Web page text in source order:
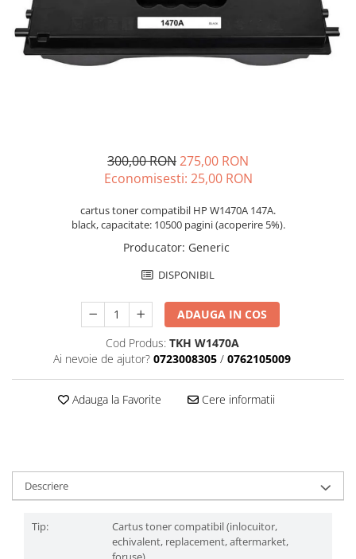
300,00 RON275,00 RON
Economisesti: 25,00 RON
cartus toner compatibil HP W1470A 147A.
black, capacitate: 10500 pagini (acoperire 5%).
Producator: Generic
DISPONIBIL
ADAUGA IN COS
Cod Produs: TKH W1470A
Ai nevoie de ajutor? 0723008305 / 0762105009
Adauga la Favorite Cere informatii
Descriere
Tip:
Cartus toner compatibil (inlocuitor,
echivalent, replacement, aftermarket,